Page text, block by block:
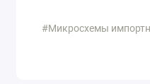
#Микросхемы